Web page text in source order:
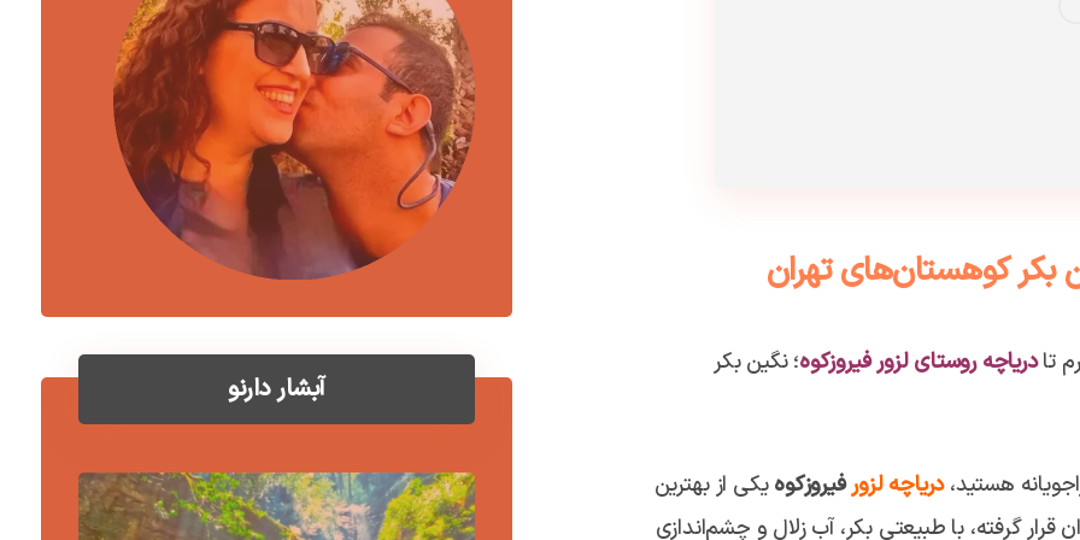
بکر کوهستان‌های تهران
تادریاچه روستای لزور فیروزکوه؛ نگین بکر
هستید،دریاچه لزورفیروزکوهیکی از بهترین
گرفته، با طبیعتی بکر، آب زلال و چشم‌اندازی
آبشار دارنو